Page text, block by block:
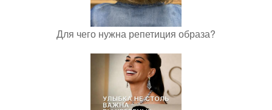
Для чего нужна репетиция образа?